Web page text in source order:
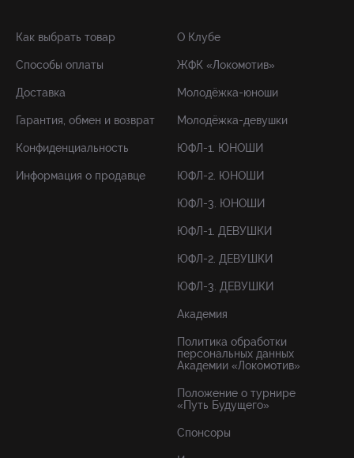
Как выбрать товар
Способы оплаты
Доставка
Гарантия, обмен и возврат
Конфиденциальность
Информация о продавце
О Клубе
ЖФК «Локомотив»
Молодёжка-юноши
Молодёжка-девушки
ЮФЛ-1. ЮНОШИ
ЮФЛ-2. ЮНОШИ
ЮФЛ-3. ЮНОШИ
ЮФЛ-1. ДЕВУШКИ
ЮФЛ-2. ДЕВУШКИ
ЮФЛ-3. ДЕВУШКИ
Академия
Политика обработки
персональных данных
Академии «Локомотив»
Положение о турнире
«Путь Будущего»
Спонсоры